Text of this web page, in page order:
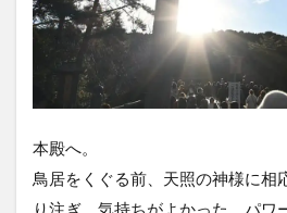
本殿へ。
鳥居をくぐる前、天照の神様に相
り注ぎ、気持ちがよかった。パワ